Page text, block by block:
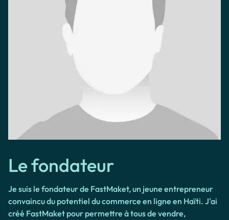
Le fondateur
Je suis le fondateur de FastMaket, un jeune entrepreneur
convaincu du potentiel du commerce en ligne en Haïti. J'ai
créé FastMaket pour permettre à tous de vendre,